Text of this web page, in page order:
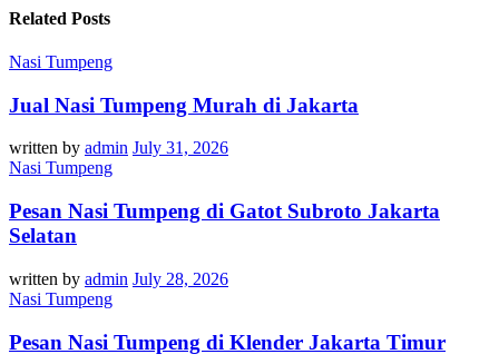
Related Posts
Nasi Tumpeng
Jual Nasi Tumpeng Murah di Jakarta
written by admin July 31, 2026
Nasi Tumpeng
Pesan Nasi Tumpeng di Gatot Subroto Jakarta
Selatan
written by admin July 28, 2026
Nasi Tumpeng
Pesan Nasi Tumpeng di Klender Jakarta Timur